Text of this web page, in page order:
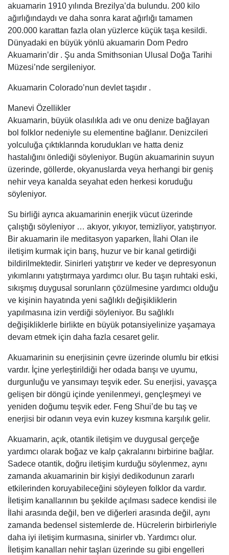
akuamarin 1910 yılında Brezilya’da bulundu. 200 kilo
ağırlığındaydı ve daha sonra karat ağırlığı tamamen
200.000 karattan fazla olan yüzlerce küçük taşa kesildi.
Dünyadaki en büyük yönlü akuamarin Dom Pedro
Akuamarin’dir . Şu anda Smithsonian Ulusal Doğa Tarihi
Müzesi’nde sergileniyor.
Akuamarin Colorado’nun devlet taşıdır .
Manevi Özellikler
Akuamarin, büyük olasılıkla adı ve onu denize bağlayan
bol folklor nedeniyle su elementine bağlanır. Denizcileri
yolculuğa çıktıklarında korudukları ve hatta deniz
hastalığını önlediği söyleniyor. Bugün akuamarinin suyun
üzerinde, göllerde, okyanuslarda veya herhangi bir geniş
nehir veya kanalda seyahat eden herkesi koruduğu
söyleniyor.
Su birliği ayrıca akuamarinin enerjik vücut üzerinde
çalıştığı söyleniyor … akıyor, yıkıyor, temizliyor, yatıştırıyor.
Bir akuamarin ile meditasyon yaparken, İlahi Olan ile
iletişim kurmak için barış, huzur ve bir kanal getirdiği
bildirilmektedir. Sinirleri yatıştırır ve keder ve depresyonun
yıkımlarını yatıştırmaya yardımcı olur. Bu taşın ruhtaki eski,
sıkışmış duygusal sorunların çözülmesine yardımcı olduğu
ve kişinin hayatında yeni sağlıklı değişikliklerin
yapılmasına izin verdiği söyleniyor. Bu sağlıklı
değişikliklerle birlikte en büyük potansiyelinize yaşamaya
devam etmek için daha fazla cesaret gelir.
Akuamarinin su enerjisinin çevre üzerinde olumlu bir etkisi
vardır. İçine yerleştirildiği her odada barışı ve uyumu,
durgunluğu ve yansımayı teşvik eder. Su enerjisi, yavaşça
gelişen bir döngü içinde yenilenmeyi, gençleşmeyi ve
yeniden doğumu teşvik eder. Feng Shui’de bu taş ve
enerjisi bir odanın veya evin kuzey kısmına karşılık gelir.
Akuamarin, açık, otantik iletişim ve duygusal gerçeğe
yardımcı olarak boğaz ve kalp çakralarını birbirine bağlar.
Sadece otantik, doğru iletişim kurduğu söylenmez, aynı
zamanda akuamarinin bir kişiyi dedikodunun zararlı
etkilerinden koruyabileceğini söyleyen folklor da vardır.
İletişim kanallarının bu şekilde açılması sadece kendisi ile
İlahi arasında değil, ben ve diğerleri arasında değil, aynı
zamanda bedensel sistemlerde de. Hücrelerin birbirleriyle
daha iyi iletişim kurmasına, sinirler vb. Yardımcı olur.
İletişim kanalları nehir taşları üzerinde su gibi engelleri